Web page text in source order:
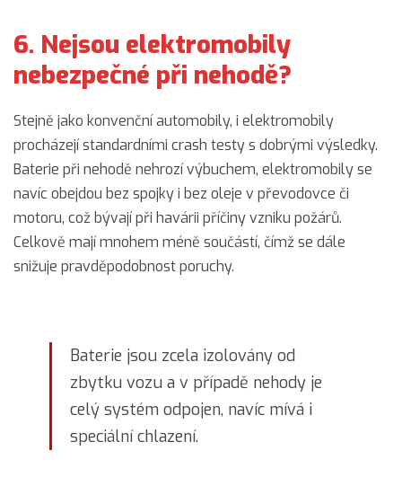
6. Nejsou elektromobily
nebezpečné při nehodě?
Stejně jako konvenční automobily, i elektromobily
procházejí standardními crash testy s dobrými výsledky.
Baterie při nehodě nehrozí výbuchem, elektromobily se
navíc obejdou bez spojky i bez oleje v převodovce či
motoru, což bývají při havárii příčiny vzniku požárů.
Celkově mají mnohem méně součástí, čímž se dále
snižuje pravděpodobnost poruchy.
Baterie jsou zcela izolovány od
zbytku vozu a v případě nehody je
celý systém odpojen, navíc mívá i
speciální chlazení.